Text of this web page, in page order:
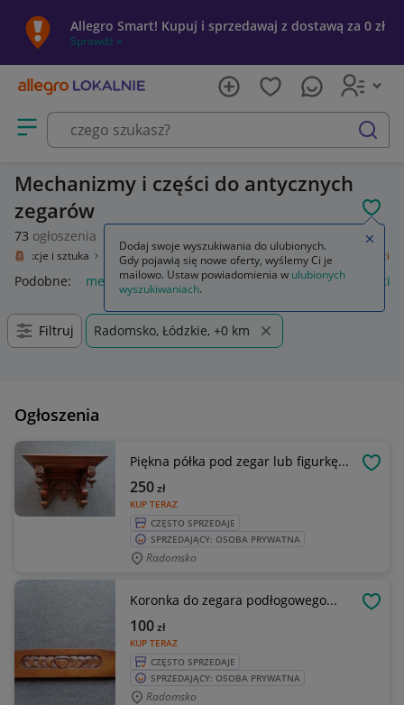
Allegro Smart! Kupuj i sprzedawaj z dostawą za 0 zł
Sprawdź »
Otwórz menu z kategoriami
szukaj
Mechanizmy i części do antycznych
zegarów
73 ogłoszenia
Kolekcje i sztuka Design i Antyki Zegary, zegarki Mechanizmy i części
Podobne: mechanizmy i części zegary mechanizmy i części
Filtruj Radomsko, Łódzkie, +0 km
Ogłoszenia
Piękna półka pod zegar lub figurkę...
KUP TERAZ
250zł
CZĘSTO SPRZEDAJE
SPRZEDAJĄCY: OSOBA PRYWATNA
Radomsko
Koronka do zegara podłogowego...
KUP TERAZ
100zł
CZĘSTO SPRZEDAJE
SPRZEDAJĄCY: OSOBA PRYWATNA
Radomsko
Dodaj swoje wyszukiwania do ulubionych.
Gdy pojawią się nowe oferty, wyślemy Ci je
mailowo. Ustaw powiadomienia w ulubionych
wyszukiwaniach.